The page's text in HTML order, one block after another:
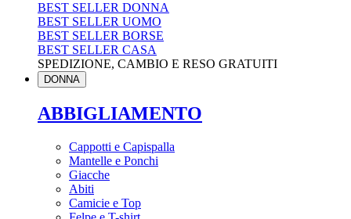
BEST SELLER DONNA
BEST SELLER UOMO
BEST SELLER BORSE
BEST SELLER CASA
SPEDIZIONE, CAMBIO E RESO GRATUITI
DONNA
ABBIGLIAMENTO
Cappotti e Capispalla
Mantelle e Ponchi
Giacche
Abiti
Camicie e Top